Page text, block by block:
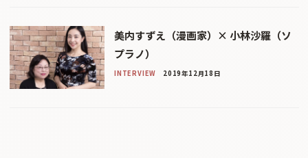
美内すずえ（漫画家）× 小林沙羅（ソ
プラノ）
INTERVIEW 2019年12月18日